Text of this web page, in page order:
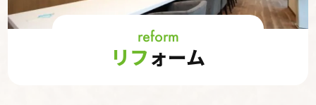
reform
リフォーム